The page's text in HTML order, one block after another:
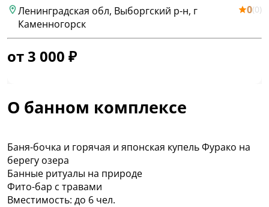
Ленинградская обл, Выборгский р-н, г
Каменногорск
0(0)
от 3 000 ₽
О банном комплексе
Баня-бочка и горячая и японская купель Фурако на
берегу озера
Банные ритуалы на природе
Фито-бар с травами
Вместимость: до 6 чел.